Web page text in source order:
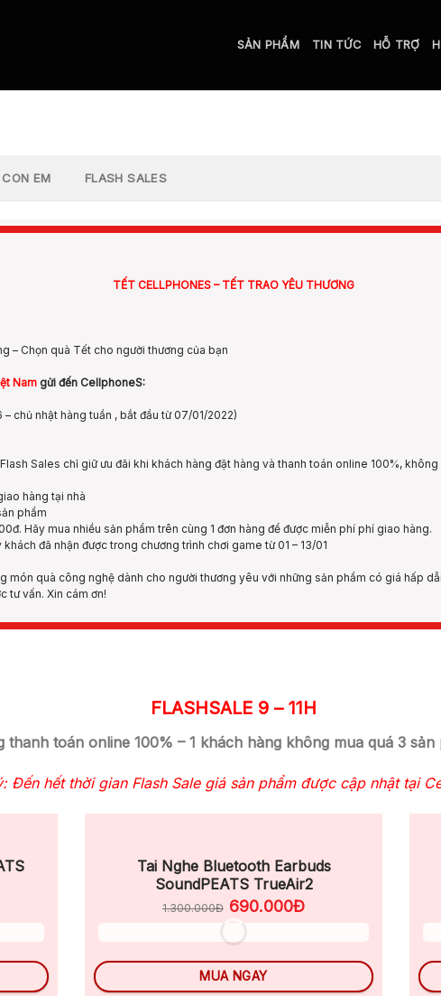
SẢN PHẨM TIN TỨC HỖ TRỢ
EM FLASH SALES
TẾT CELLPHONES – TẾT TRAO YÊU THƯƠNG
– Chọn quà Tết cho người thương của bạn
Namgửi đến CellphoneS:
– chủ nhật hàng tuần , bắt đầu từ 07/01/2022)
Sales chỉ giữ ưu đãi khi khách hàng đặt hàng và thanh toán online 100%,
hàng tại nhà
phẩm
Hãy mua nhiều sản phẩm trên cùng 1 đơn hàng để được miễn phí phí giao hàng.
đã nhận được trong chương trình chơi game từ 01 – 13/01
món quà công nghệ dành cho người thương yêu với những sản phẩm có giá hấp
tư vấn. Xin cám ơn!
FLASHSALE 9 – 11H
thanh toán online 100% – 1 khách hàng không mua quá 3 sản
Đến hết thời gian Flash Sale giá sản phẩm được cập nhật tại
Tai Nghe Bluetooth Earbuds
SoundPEATS TrueAir2
1.300.000Đ 690.000Đ
MUA NGAY